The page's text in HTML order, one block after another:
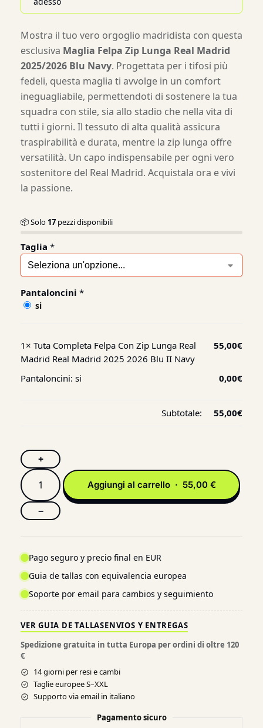
Mostra il tuo vero orgoglio madridista con questa
esclusiva Maglia Felpa Zip Lunga Real Madrid
2025/2026 Blu Navy. Progettata per i tifosi più
fedeli, questa maglia ti avvolge in un comfort
ineguagliabile, permettendoti di sostenere la tua
squadra con stile, sia allo stadio che nella vita di
tutti i giorni. Il tessuto di alta qualità assicura
traspirabilità e durata, mentre la zip lunga offre
versatilità. Un capo indispensabile per ogni vero
sostenitore del Real Madrid. Acquistala ora e vivi
la passione.
📦 Solo 17 pezzi disponibili
Taglia *
Pantaloncini *
si
1× Tuta Completa Felpa Con Zip Lunga Real
Madrid Real Madrid 2025 2026 Blu II Navy
55,00€
Pantaloncini: si 0,00€
Subtotale: 55,00€
+
−
Aggiungi al carrello · 55,00 €
Pago seguro y precio final en EUR
Guia de tallas con equivalencia europea
Soporte por email para cambios y seguimiento
VER GUIA DE TALLASENVIOS Y ENTREGAS
Spedizione gratuita in tutta Europa per ordini di oltre 120
€
14 giorni per resi e cambi
Taglie europee S–XXL
Supporto via email in italiano
Pagamento sicuro